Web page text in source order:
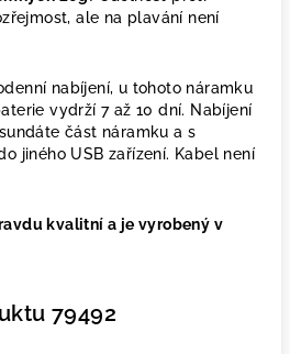
ale na plavání není
nabíjení, u tohoto náramku
vydrží 7 až 10 dní. Nabíjení
část náramku a s
jiného USB zařízení. Kabel není
kvalitní a je vyrobený v
79492